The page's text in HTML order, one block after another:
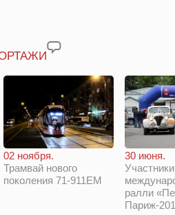
02 ноября.
Трамвай нового
поколения 71-911ЕМ
30 июня.
Участники
ралли
Париж-